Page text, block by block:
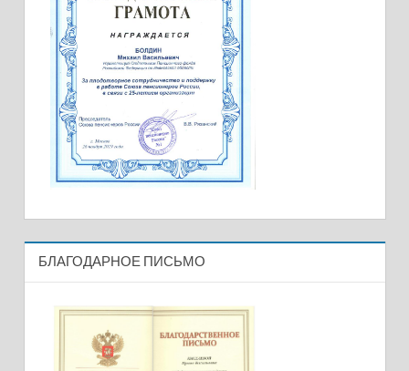
БЛАГОДАРНОЕ ПИСЬМО